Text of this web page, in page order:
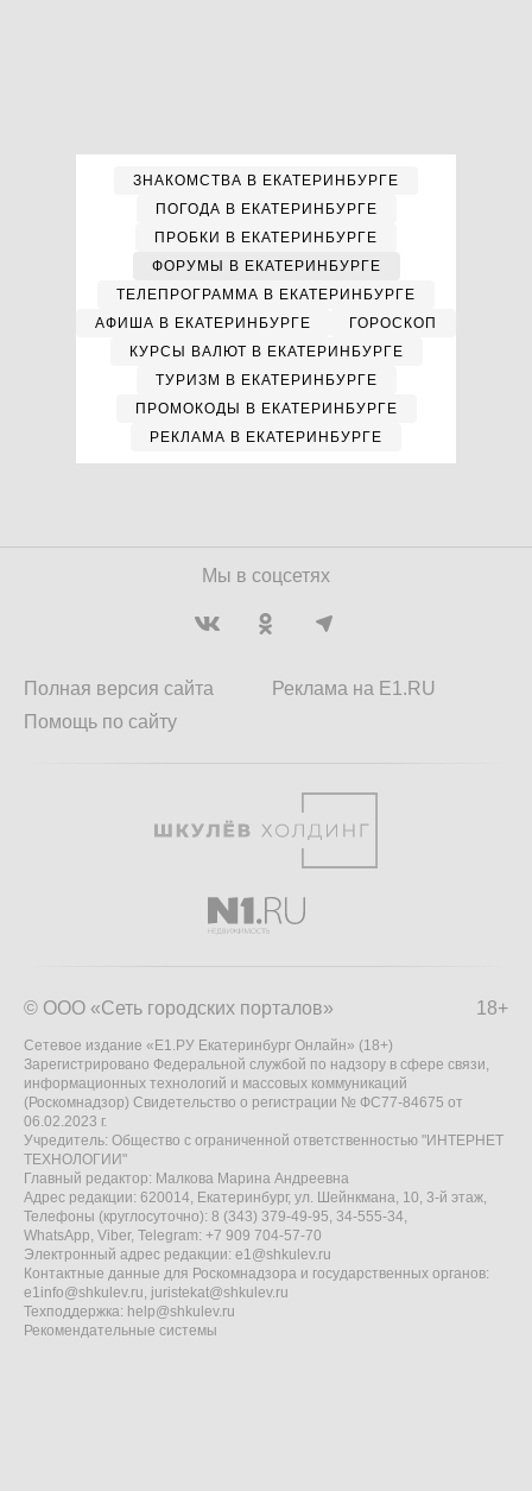
ЗНАКОМСТВА В ЕКАТЕРИНБУРГЕ
ПОГОДА В ЕКАТЕРИНБУРГЕ
ПРОБКИ В ЕКАТЕРИНБУРГЕ
ФОРУМЫ В ЕКАТЕРИНБУРГЕ
ТЕЛЕПРОГРАММА В ЕКАТЕРИНБУРГЕ
АФИША В ЕКАТЕРИНБУРГЕ
ГОРОСКОП
КУРСЫ ВАЛЮТ В ЕКАТЕРИНБУРГЕ
ТУРИЗМ В ЕКАТЕРИНБУРГЕ
ПРОМОКОДЫ В ЕКАТЕРИНБУРГЕ
РЕКЛАМА В ЕКАТЕРИНБУРГЕ
Мы в соцсетях
Полная версия сайта
Помощь по сайту
Реклама на E1.RU
18+
© ООО «Сеть городских порталов»
Сетевое издание «Е1.РУ Екатеринбург Онлайн» (18+)
Зарегистрировано Федеральной службой по надзору в сфере связи,
информационных технологий и массовых коммуникаций
(Роскомнадзор) Свидетельство о регистрации № ФС77-84675 от
06.02.2023 г.
Учредитель: Общество с ограниченной ответственностью "ИНТЕРНЕТ
ТЕХНОЛОГИИ"
Главный редактор: Малкова Марина Андреевна
Адрес редакции: 620014, Екатеринбург, ул. Шейнкмана, 10, 3-й этаж,
Телефоны (круглосуточно): 8 (343) 379-49-95, 34-555-34,
WhatsApp, Viber, Telegram: +7 909 704-57-70
Электронный адрес редакции: e1@shkulev.ru
Контактные данные для Роскомнадзора и государственных органов:
e1info@shkulev.ru, juristekat@shkulev.ru
Техподдержка: help@shkulev.ru
Рекомендательные системы